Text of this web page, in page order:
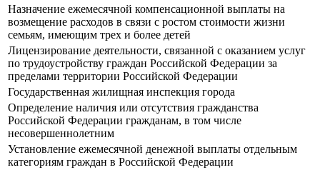
Назначение ежемесячной компенсационной выплаты на
возмещение расходов в связи с ростом стоимости жизни
семьям, имеющим трех и более детей
Лицензирование деятельности, связанной с оказанием услуг
по трудоустройству граждан Российской Федерации за
пределами территории Российской Федерации
Государственная жилищная инспекция города
Определение наличия или отсутствия гражданства
Российской Федерации гражданам, в том числе
несовершеннолетним
Установление ежемесячной денежной выплаты отдельным
категориям граждан в Российской Федерации